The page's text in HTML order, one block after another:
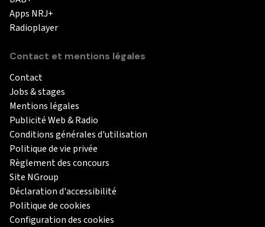
Apps NRJ+
Radioplayer
Contact et mentions légales
Contact
Jobs & stages
Mentions légales
Publicité Web & Radio
Conditions générales d'utilisation
Politique de vie privée
Règlement des concours
Site NGroup
Déclaration d'accessibilité
Politique de cookies
Configuration des cookies